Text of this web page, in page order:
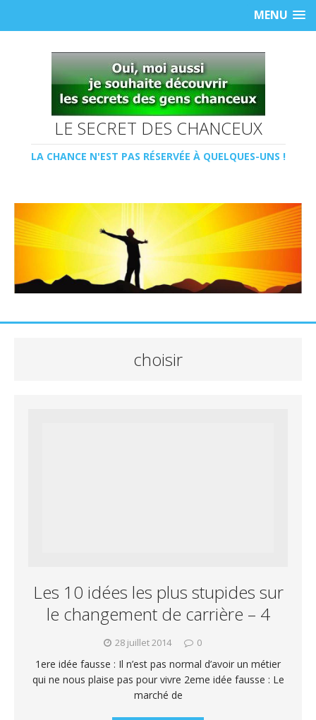
MENU
LE SECRET DES CHANCEUX
LA CHANCE N'EST PAS RÉSERVÉE À QUELQUES-UNS !
choisir
Les 10 idées les plus stupides sur
le changement de carrière – 4
28 juillet 2014 0
1ere idée fausse : Il n’est pas normal d’avoir un métier
qui ne nous plaise pas pour vivre 2eme idée fausse : Le
marché de